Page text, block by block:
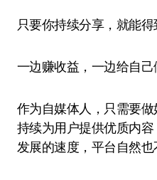
只要你持续分享，就能得
一边赚收益，一边给自己
作为自媒体人，只需要
持续为用户提供优质内
发展的速度，平台自然也